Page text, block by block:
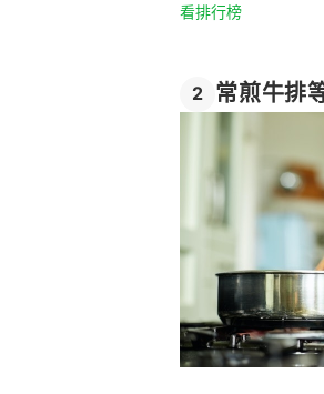
看排行榜
2 常煎牛排